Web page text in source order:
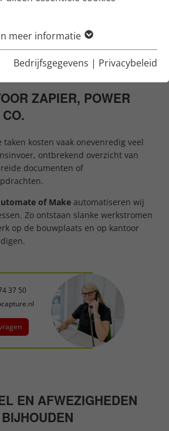
meer informatie
Bedrijfsgegevens | Privacybeleid
37 50
MET
ZAPIER, POWER
kosten vaak onevenredig veel
ontbrekend overzicht van
documenten of
of Makeautomatiseren wij
Zo ontstaan slanke werkstromen
op de bouwplaats en op kantoor
EN AFWEZIGHEDEN
BIJHOUDEN